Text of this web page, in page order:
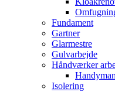
Fundament
Gartner
Glarmestre
Gulvarbejde
Håndværker
Handyman
Isolering